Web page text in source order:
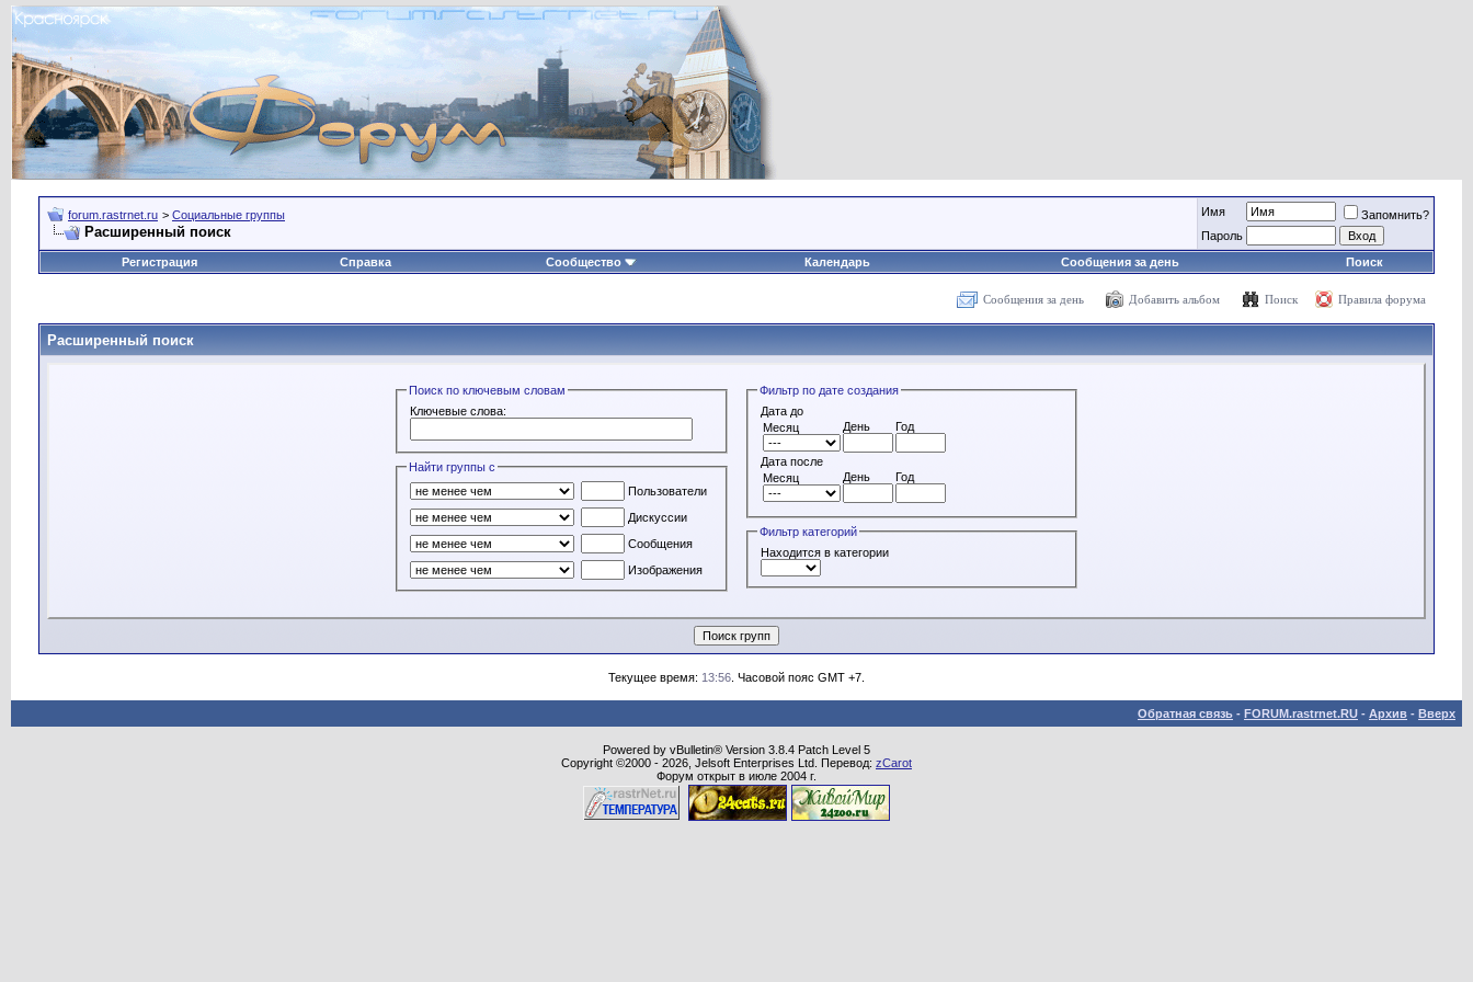
forum.rastrnet.ru > Социальные группы
Расширенный поиск
Имя
Запомнить?
Пароль
Регистрация
Справка Сообщество Календарь Сообщения за день Поиск
Сообщения за день Добавить альбом Поиск Правила форума
Расширенный поиск
Поиск по ключевым словам
Ключевые слова:
Найти группы с
Пользователи
Дискуссии
Сообщения
Изображения
Фильтр по дате создания
Дата до
Месяц
День Год
Дата после
Месяц
День Год
Фильтр категорий
Находится в категории
Текущее время: 13:56 . Часовой пояс GMT +7.
Обратная связь - FORUM.rastrnet.RU - Архив - Вверх
Powered by vBulletin® Version 3.8.4 Patch Level 5
Copyright ©2000 - 2026, Jelsoft Enterprises Ltd. Перевод: zCarot
Форум открыт в июле 2004 г.